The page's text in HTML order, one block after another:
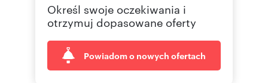
Określ swoje oczekiwania i
otrzymuj dopasowane oferty
Powiadom o nowych ofertach